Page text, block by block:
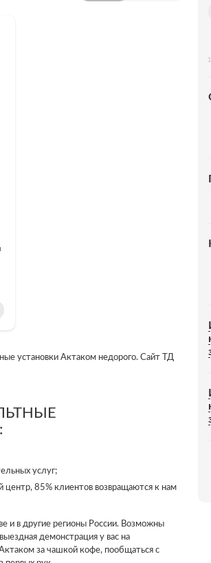
установки Актаком недорого. Сайт ТД
услуг;
85% клиентов возвращаются к нам
и в другие регионы России. Возможны
демонстрация у вас на
за чашкой кофе, пообщаться с
канал
предложения для